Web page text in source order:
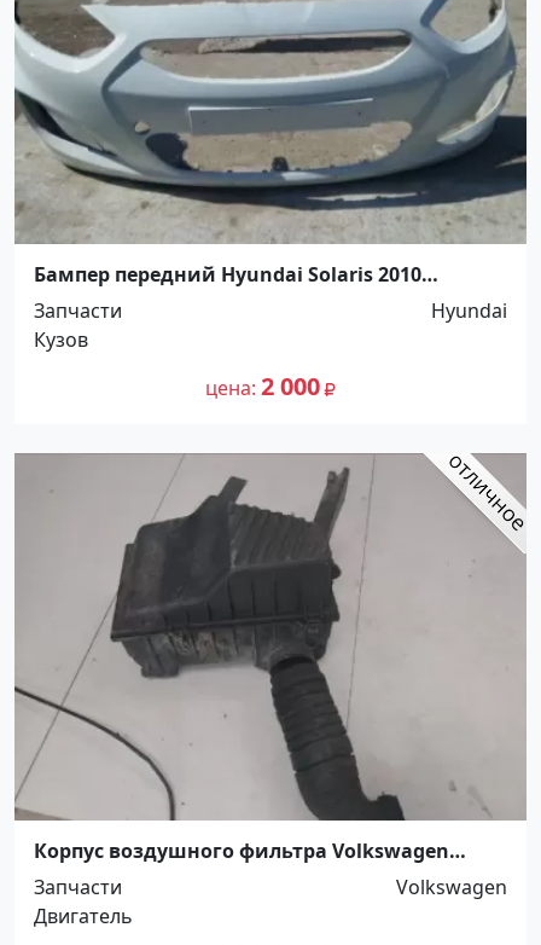
Бампер передний Hyundai Solaris 2010
Краснодар
Запчасти
Hyundai
Кузов
цена 2 000
Корпус воздушного фильтра Volkswagen
Passat 1993 Кропоткин
Запчасти
Volkswagen
Двигатель